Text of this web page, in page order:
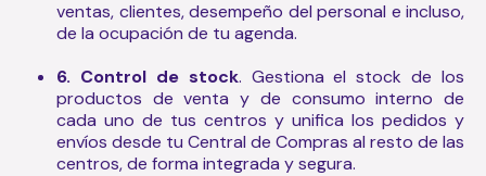
ventas, clientes, desempeño del personal e incluso,
de la ocupación de tu agenda.
6. Control de stock. Gestiona el stock de los
productos de venta y de consumo interno de
cada uno de tus centros y unifica los pedidos y
envíos desde tu Central de Compras al resto de las
centros, de forma integrada y segura.